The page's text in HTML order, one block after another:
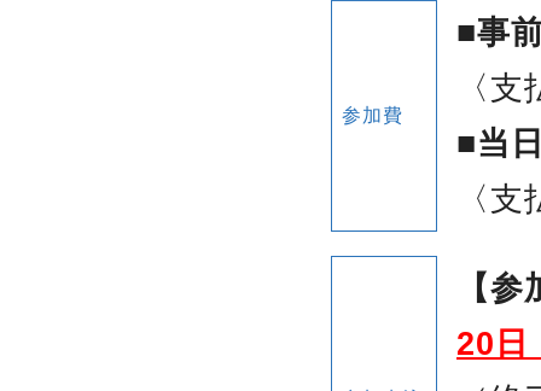
参加費
■事
〈
■当
〈
【
20日